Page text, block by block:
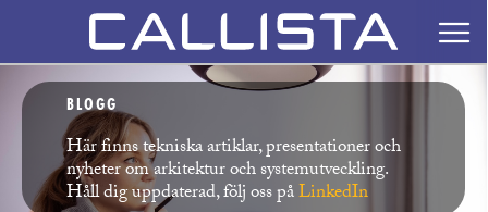
BLOGG
Här finns tekniska artiklar, presentationer och
nyheter om arkitektur och systemutveckling.
Håll dig uppdaterad, följ oss påLinkedIn